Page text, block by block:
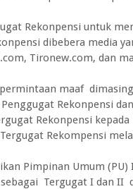
Rekonpensi untuk
dibebera media
Tironew.com, dan
maaf
Rekonpensi
Rekonpensi
Rekompensi
Pimpinan Umum
Tergugat I dan II